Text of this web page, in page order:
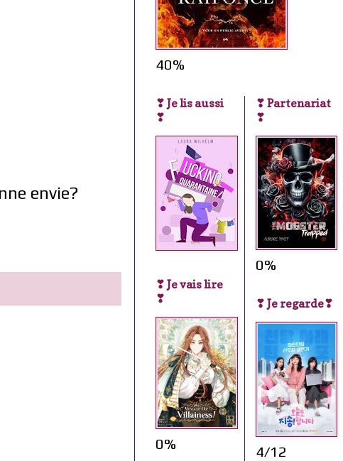
envie?
40%
❣ Je lis aussi
❣
❣ Je vais lire
❣
0%
❣ Partenariat
❣
0%
❣ Je regarde❣
4/12